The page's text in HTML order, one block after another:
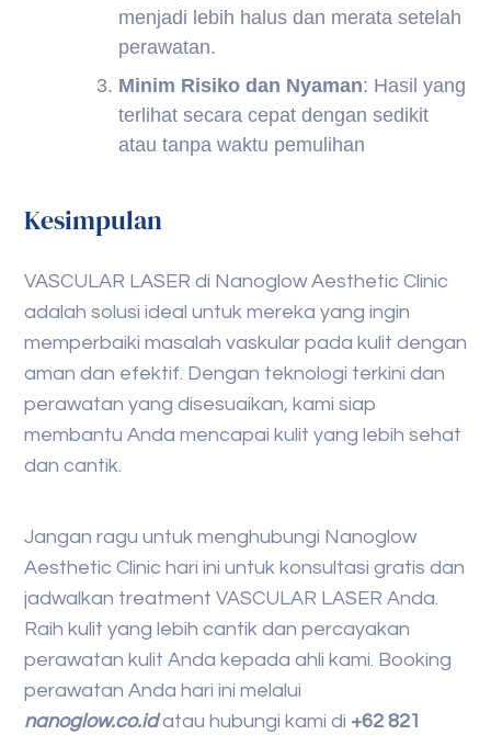
menjadi lebih halus dan merata setelah
perawatan.
Minim Risiko dan Nyaman: Hasil yang
terlihat secara cepat dengan sedikit
atau tanpa waktu pemulihan
Kesimpulan
VASCULAR LASER di Nanoglow Aesthetic Clinic
adalah solusi ideal untuk mereka yang ingin
memperbaiki masalah vaskular pada kulit dengan
aman dan efektif. Dengan teknologi terkini dan
perawatan yang disesuaikan, kami siap
membantu Anda mencapai kulit yang lebih sehat
dan cantik.
Jangan ragu untuk menghubungi Nanoglow
Aesthetic Clinic hari ini untuk konsultasi gratis dan
jadwalkan treatment VASCULAR LASER Anda.
Raih kulit yang lebih cantik dan percayakan
perawatan kulit Anda kepada ahli kami. Booking
perawatan Anda hari ini melalui
nanoglow.co.idatau hubungi kami di +62 821